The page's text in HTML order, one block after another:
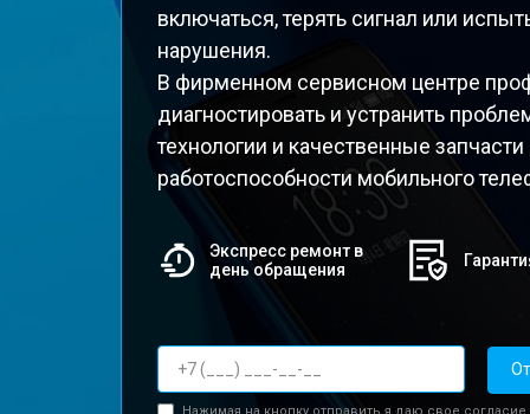
включаться, терять сигнал или
нарушения.
В фирменном сервисном центре
диагностировать и устранить
технологии и качественные
работоспособности мобильного
Экспресс ремонт в
день обращения
Нажимая на кнопку отправить я даю свое согласие